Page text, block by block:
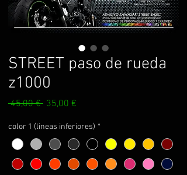
STREET paso de rueda
z1000
45,00 € Precio
35,00 €
oferta
color 1 (lineas inferiores) *